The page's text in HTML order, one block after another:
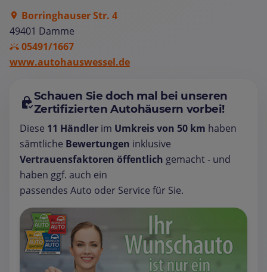
Borringhauser Str. 4
49401 Damme
05491/1667
www.autohauswessel.de
Schauen Sie doch mal bei unseren
Zertifizierten Autohäusern vorbei!
Diese 11 Händler im Umkreis von 50 km haben
sämtliche Bewertungen inklusive
Vertrauensfaktoren öffentlich gemacht - und
haben ggf. auch ein
passendes Auto oder Service für Sie.